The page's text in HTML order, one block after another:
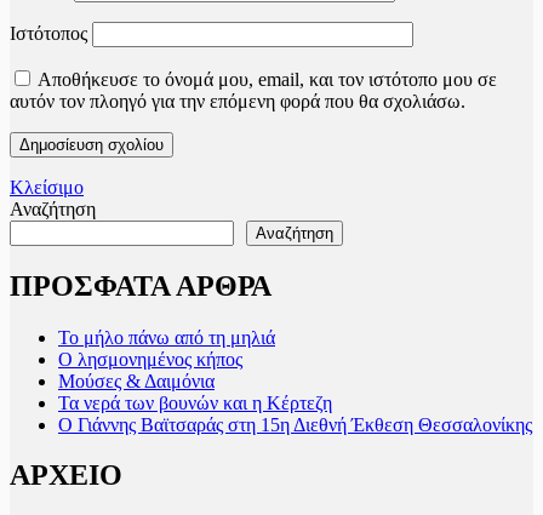
Ιστότοπος
Αποθήκευσε το όνομά μου, email, και τον ιστότοπο μου σε
αυτόν τον πλοηγό για την επόμενη φορά που θα σχολιάσω.
Κλείσιμο
Αναζήτηση
Αναζήτηση
ΠΡΟΣΦΑΤΑ ΑΡΘΡΑ
Το μήλο πάνω από τη μηλιά
Ο λησμονημένος κήπος
Μούσες & Δαιμόνια
Τα νερά των βουνών και η Κέρτεζη
Ο Γιάννης Βαϊτσαράς στη 15η Διεθνή Έκθεση Θεσσαλονίκης
ΑΡΧΕΙΟ